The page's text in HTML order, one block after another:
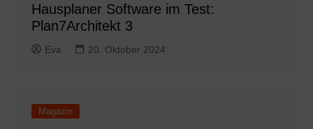
Hausplaner Software im Test:
Plan7Architekt 3
Eva 20. Oktober 2024
Magazin